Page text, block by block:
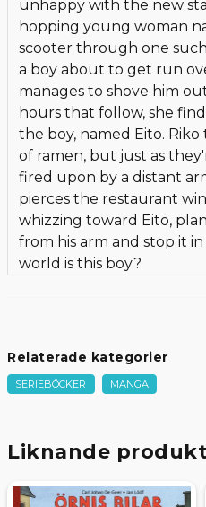
unhappy with the new
hopping young woman
scooter through one
a boy about to get run
manages to shove him
hours that follow, she
the boy, named Eito.
of ramen, but just as
fired upon by a distant
pierces the restaurant
whizzing toward Eito,
from his arm and stop it
world is this boy?
Relaterade kategorier
SERIEBÖCKER MANGA
Liknande